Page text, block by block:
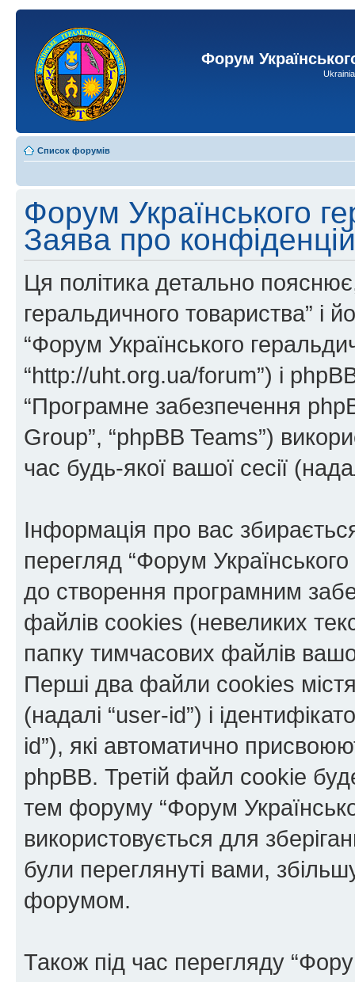
Форум
Список форумів
Форум Українського
Заява про
Ця політика детально
геральдичного товариства” і
“Форум Українського
“http://uht.org.ua/forum”) і phpBB
“Програмне забезпечення
Group”, “phpBB Teams”)
час будь-якої вашої сесії
Інформація про вас
перегляд “Форум
до створення програмним
файлів cookies (невеликих
папку тимчасових файлів
Перші два файли cookies
(надалі “user-id”) і
id”), які автоматично
phpBB. Третій файл cookie
тем форуму “Форум
використовується для
були переглянуті вами,
форумом.
Також під час перегляду